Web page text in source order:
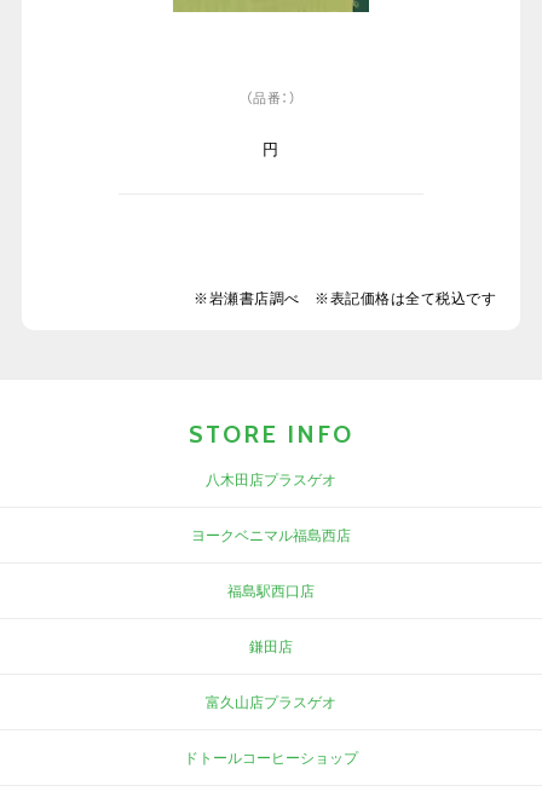
（品番：）
円
※岩瀬書店調べ ※表記価格は全て税込です
STORE INFO
八木田店プラスゲオ
ヨークベニマル福島西店
福島駅西口店
鎌田店
富久山店プラスゲオ
ドトールコーヒーショップ